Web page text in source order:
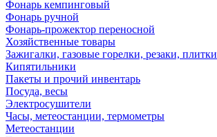
Фонарь кемпинговый
Фонарь ручной
Фонарь-прожектор переносной
Хозяйственные товары
Зажигалки, газовые горелки, резаки, плитки
Кипятильники
Пакеты и прочий инвентарь
Посуда, весы
Электросушители
Часы, метеостанции, термометры
Метеостанции